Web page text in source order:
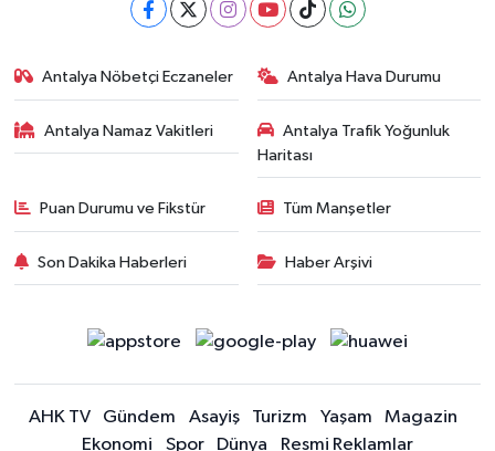
Antalya Nöbetçi Eczaneler Antalya Hava Durumu
Antalya Namaz Vakitleri
Antalya Trafik Yoğunluk
Haritası
Puan Durumu ve Fikstür Tüm Manşetler
Son Dakika Haberleri Haber Arşivi
AHK TV Gündem Asayiş Turizm Yaşam
Magazin
Ekonomi
Spor Dünya Resmi Reklamlar